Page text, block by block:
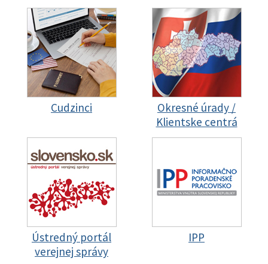
Cudzinci
Okresné úrady /
Klientske centrá
Ústredný portál
verejnej správy
IPP